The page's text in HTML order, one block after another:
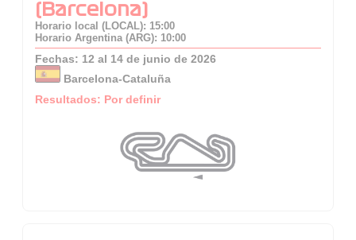
(Barcelona)
Horario local (LOCAL): 15:00
Horario Argentina (ARG): 10:00
Fechas: 12 al 14 de junio de 2026
Barcelona-Cataluña
Resultados: Por definir